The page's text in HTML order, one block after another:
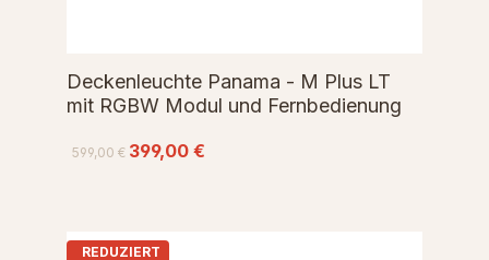
Deckenleuchte Panama - M Plus LT
mit RGBW Modul und Fernbedienung
599,00 € 399,00 €
REDUZIERT